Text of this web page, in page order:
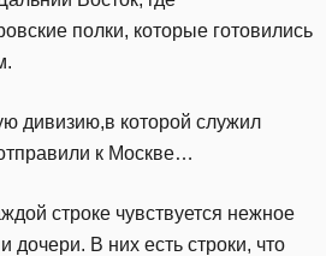
полки, которые готовились
дивизию,в которой служил
к Москве…
строке чувствуется нежное
дочери. В них есть строки, что